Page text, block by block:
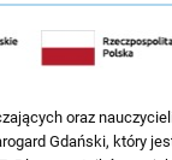
oraz
Gdański, który